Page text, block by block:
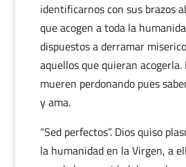
identificarnos con sus brazos
que acogen a toda la
dispuestos a derramar
aquellos que quieran
mueren perdonando pues
y ama.
“Sed perfectos”. Dios quiso
la humanidad en la Virgen, a